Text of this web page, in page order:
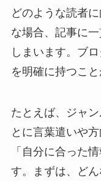
どのような読者
な場合、記事に
しまいます。ブ
を明確に持つこと
たとえば、ジャ
とに言葉遣いや
「自分に合った
す。まずは、ど